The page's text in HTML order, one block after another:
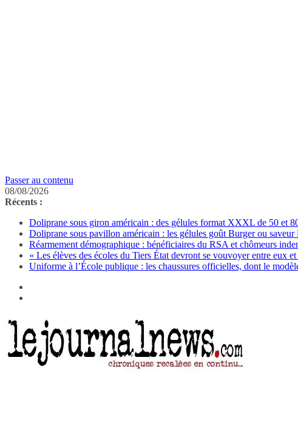
Passer au contenu
08/08/2026
Récents :
Doliprane sous giron américain : des gélules format XXXL de 50 et
Doliprane sous pavillon américain : les gélules goût Burger ou
Réarmement démographique : bénéficiaires du RSA et chômeurs
« Les élèves des écoles du Tiers État devront se vouvoyer entre eux
Uniforme à l’École publique : les chaussures officielles, dont le